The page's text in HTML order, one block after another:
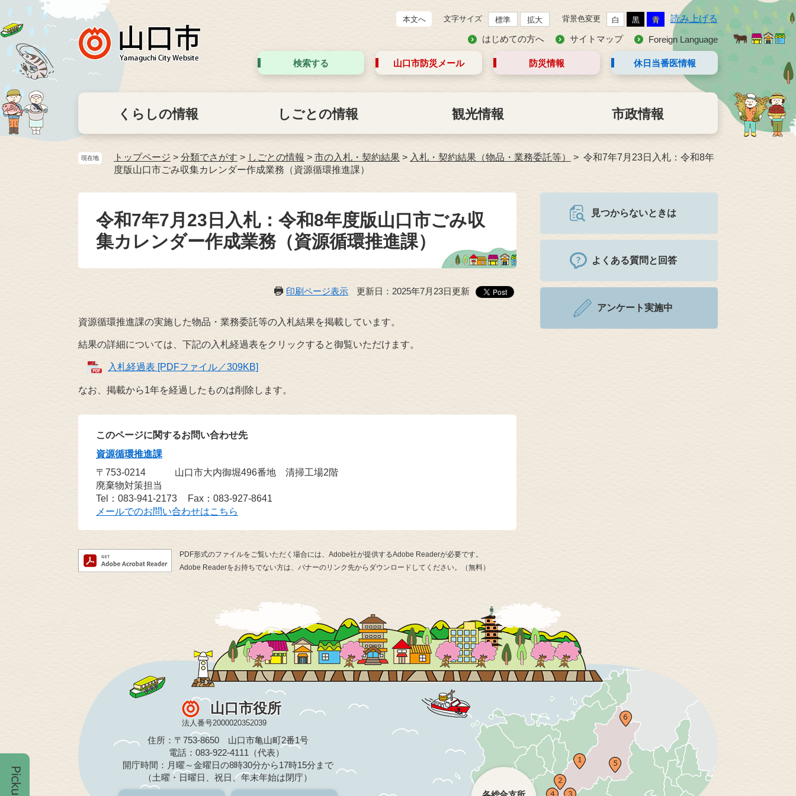
本文へ 文字サイズ 標準 拡大 背景色変更 白 黒 青 読み上げる
はじめての方へ サイトマップ Foreign Language
検索する 山口市防災 メール 防災情報 休日当番医情報
くらしの情報 しごとの情報 観光情報 市政情報
現在地 トップページ > 分類でさがす > しごとの情報 > 市の入札・契約結果 > 入札・契約結果（物品・業務委託等）
令和7年7月23日入札：令和8年
度版山口市ごみ収集カレンダー作成業務（資源循環推進課）
令和7年7月23日入札：令和8年度版山口市ごみ収
集カレンダー作成業務（資源循環推進課）
印刷ページ表示 更新日：2025年7月23日更新
資源循環推進課の実施した物品・業務委託等の入札結果を掲載しています。
結果の詳細については、下記の入札経過表をクリックすると御覧いただけます。
入札経過表 [PDFファイル／309KB]
なお、掲載から1年を経過したものは削除します。
このページに関するお問い合わせ先
資源循環推進課
〒753-0214
山口市大内御堀496番地 清掃工場2階
廃棄物対策担当
Tel：083-941-2173
Fax：083-927-8641
メールでのお問い合わせはこちら
PDF形式のファイルをご覧いただく場合には、Adobe社が提供するAdobe Readerが必要です。
Adobe Readerをお持ちでない方は、バナーのリンク先からダウンロードしてください。（無料）
見つからないときは
よくある質問と回答
アンケート実施中
山口市役所
法人番号2000020352039
住所：〒753-8650 山口市亀山町2番1号
電話：083-922-4111（代表）
開庁時間：月曜～金曜日の8時30分から17時15分まで
（土曜・日曜日、祝日、年末年始は閉庁）